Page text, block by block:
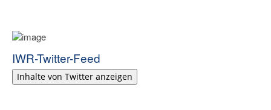
IWR-Twitter-Feed
Inhalte von Twitter anzeigen